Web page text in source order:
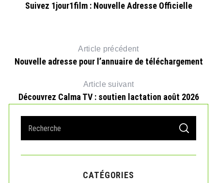
Suivez 1jour1film : Nouvelle Adresse Officielle
Article précédent
Nouvelle adresse pour l’annuaire de téléchargement
Article suivant
Découvrez Calma TV : soutien lactation août 2026
r
S
A
C
CATÉGORIES